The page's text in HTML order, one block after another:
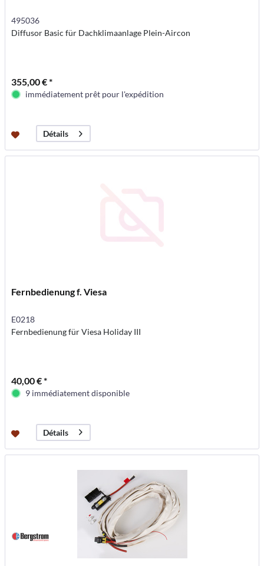
495036
Diffusor Basic für Dachklimaanlage Plein-Aircon
355,00 € *
immédiatement prêt pour l'expédition
Détails
Fernbedienung f. Viesa
E0218
Fernbedienung für Viesa Holiday III
40,00 € *
9 immédiatement disponible
Détails